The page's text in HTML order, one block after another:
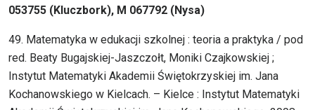
053755 (Kluczbork), M 067792 (Nysa)
49. Matematyka w edukacji szkolnej : teoria a praktyka / pod
red. Beaty Bugajskiej-Jaszczołt, Moniki Czajkowskiej ;
Instytut Matematyki Akademii Świętokrzyskiej im. Jana
Kochanowskiego w Kielcach. – Kielce : Instytut Matematyki